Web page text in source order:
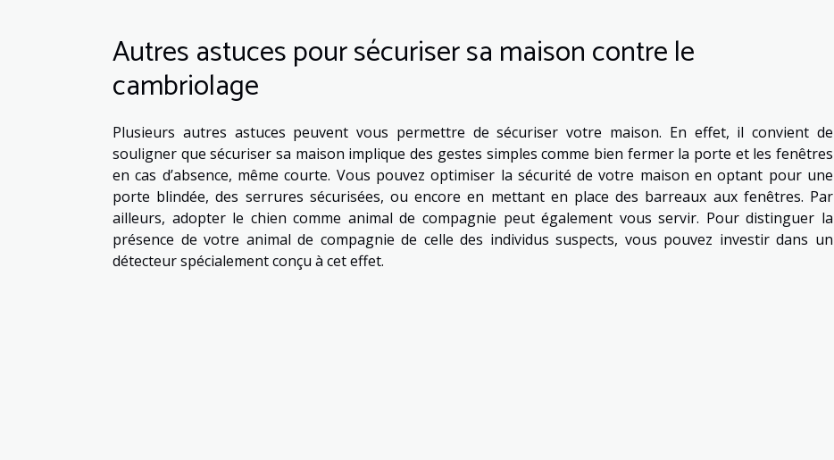
Autres astuces pour sécuriser sa maison contre le
cambriolage
Plusieurs autres astuces peuvent vous permettre de sécuriser votre maison. En effet, il convient de
souligner que sécuriser sa maison implique des gestes simples comme bien fermer la porte et les fenêtres
en cas d’absence, même courte. Vous pouvez optimiser la sécurité de votre maison en optant pour une
porte blindée, des serrures sécurisées, ou encore en mettant en place des barreaux aux fenêtres. Par
ailleurs, adopter le chien comme animal de compagnie peut également vous servir. Pour distinguer la
présence de votre animal de compagnie de celle des individus suspects, vous pouvez investir dans un
détecteur spécialement conçu à cet effet.